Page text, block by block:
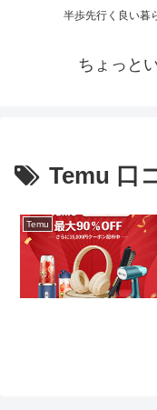
半歩先行く良い暮
ちょっと
Temu 口
Temu